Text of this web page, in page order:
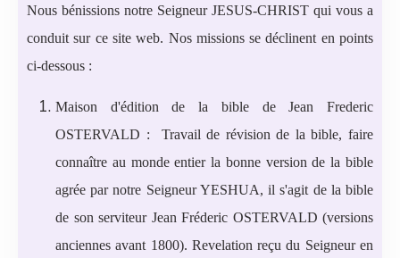
Nous bénissions notre Seigneur JESUS-CHRIST qui vous a
conduit sur ce site web. Nos missions se déclinent en points
ci-dessous :
Maison d'édition de la bible de Jean Frederic
OSTERVALD : Travail de révision de la bible, faire
connaître au monde entier la bonne version de la bible
agrée par notre Seigneur YESHUA, il s'agit de la bible
de son serviteur Jean Fréderic OSTERVALD (versions
anciennes avant 1800). Revelation reçu du Seigneur en